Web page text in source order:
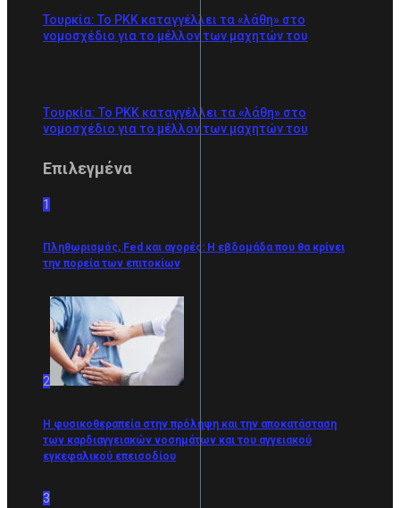
Τουρκία: Το PKK καταγγέλλει τα «λάθη» στο
νομοσχέδιο για το μέλλον των μαχητών του
Tουρκία: Το PKK καταγγέλλει τα «λάθη» στο
νομοσχέδιο για το μέλλον των μαχητών του
Επιλεγμένα
1
Πληθωρισμός, Fed και αγορές: Η εβδομάδα που θα κρίνει
την πορεία των επιτοκίων
2
Η φυσικοθεραπεία στην πρόληψη και την αποκατάσταση
των καρδιαγγειακών νοσημάτων και του αγγειακού
εγκεφαλικού επεισοδίου
3